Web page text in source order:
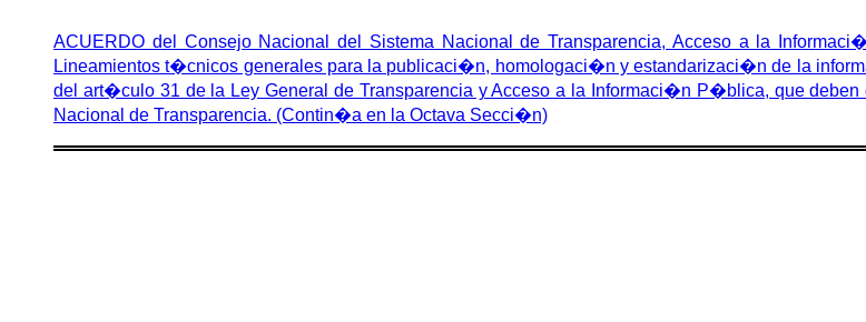
ACUERDO del Consejo Nacional del Sistema Nacional de Transparencia, Acceso a la
Lineamientos t�cnicos generales para la publicaci�n, homologaci�n y estandarizaci�n de la
del art�culo 31 de la Ley General de Transparencia y Acceso a la Informaci�n P�blica, que
Nacional de Transparencia. (Contin�a en la Octava Secci�n)